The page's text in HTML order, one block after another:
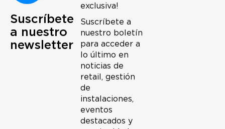
Suscríbete
a nuestro
newsletter
exclusiva!
Suscríbete a
nuestro boletín
para acceder a
lo último en
noticias de
retail, gestión
de
instalaciones,
eventos
destacados y